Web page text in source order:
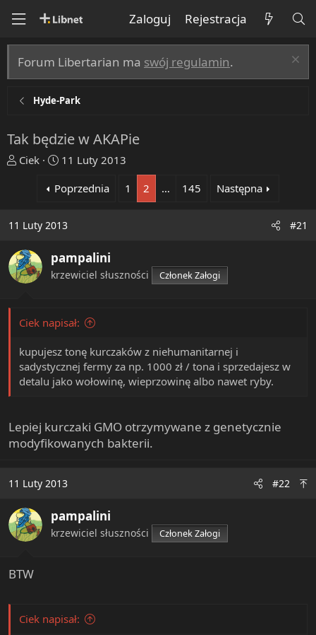
Zaloguj Rejestracja
Forum Libertarian ma swój regulamin.
Hyde-Park
Tak będzie w AKAPie
T
a
d
s
t
a
e
Ciek
R
z
o
c
ę
t
11 Luty 2013
Poprzednia
1 2 … 145 Następna
11 Luty 2013 #21
pampalini
krzewiciel słuszności Członek Załogi
Ciek napisał:
kupujesz tonę kurczaków z niehumanitarnej i
sadystycznej fermy za np. 1000 zł / tona i sprzedajesz w
detalu jako wołowinę, wieprzowinę albo nawet ryby.
Lepiej kurczaki GMO otrzymywane z genetycznie
modyfikowanych bakterii.
11 Luty 2013 #22
pampalini
krzewiciel słuszności Członek Załogi
BTW
Ciek napisał: